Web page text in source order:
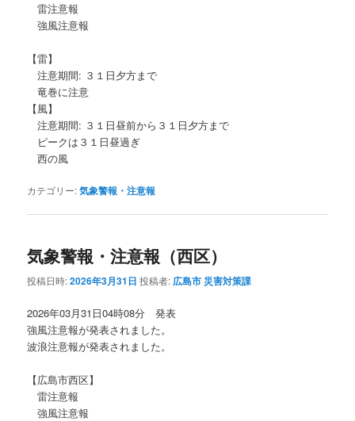
雷注意報
強風注意報
【雷】
注意期間: ３１日夕方まで
竜巻に注意
【風】
注意期間: ３１日昼前から３１日夕方まで
ピークは３１日昼過ぎ
西の風
カテゴリー:気象警報・注意報
気象警報・注意報（西区）
投稿日時:2026年3月31日 投稿者: 広島市 災害対策課
2026年03月31日04時08分 発表
強風注意報が発表されました。
波浪注意報が発表されました。
【広島市西区】
雷注意報
強風注意報